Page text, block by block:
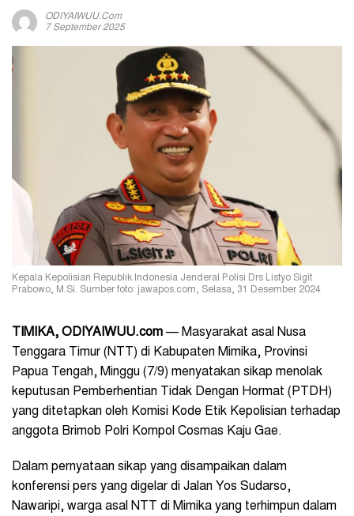
ODIYAIWUU.com
7 September 2025
Kepala Kepolisian Republik Indonesia Jenderal Polisi Drs Listyo Sigit
Prabowo, M.Si. Sumber foto: jawapos.com, Selasa, 31 Desember 2024
TIMIKA, ODIYAIWUU.com — Masyarakat asal Nusa
Tenggara Timur (NTT) di Kabupaten Mimika, Provinsi
Papua Tengah, Minggu (7/9) menyatakan sikap menolak
keputusan Pemberhentian Tidak Dengan Hormat (PTDH)
yang ditetapkan oleh Komisi Kode Etik Kepolisian terhadap
anggota Brimob Polri Kompol Cosmas Kaju Gae.
Dalam pernyataan sikap yang disampaikan dalam
konferensi pers yang digelar di Jalan Yos Sudarso,
Nawaripi, warga asal NTT di Mimika yang terhimpun dalam